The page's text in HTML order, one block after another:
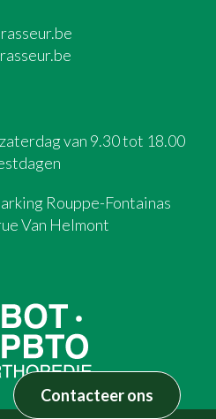
van 9.30 tot 18.00
Rouppe-Fontainas
Van Helmont
Contacteer ons